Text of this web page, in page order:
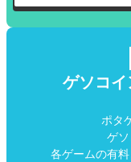
ゲソコ
ポタ
ゲ
各ゲームの有